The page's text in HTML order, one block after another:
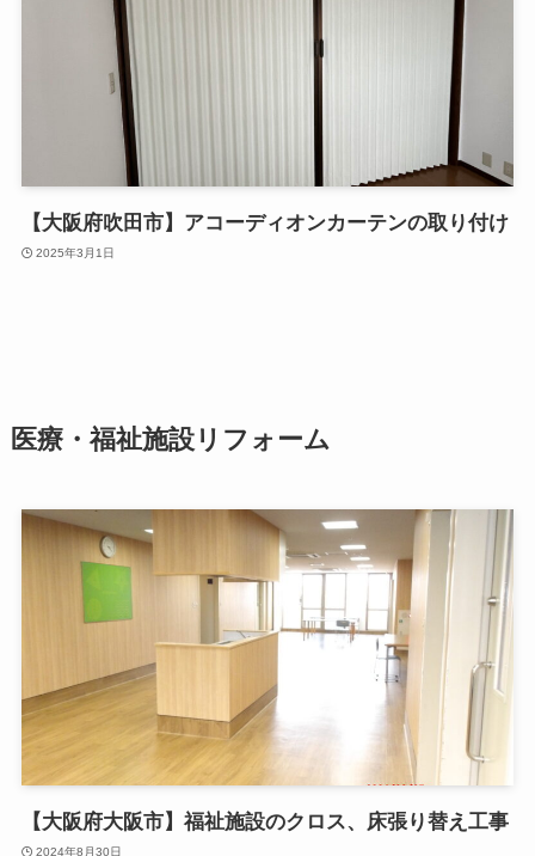
【大阪府吹田市】アコーディオンカーテンの取り付け
2025年3月1日
医療・福祉施設リフォーム
【大阪府大阪市】福祉施設のクロス、床張り替え工事
2024年8月30日